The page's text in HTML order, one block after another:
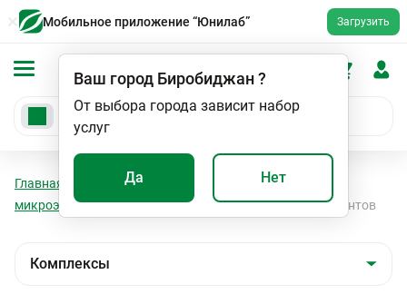
Мобильное приложение “Юнилаб” Загрузить
Ваш город Биробиджан?
От выбора города зависит набор
услуг
Да Нет
Главная Анализы
Витамины,
микроэлементы
Проверь свой дефицит микроэлементов